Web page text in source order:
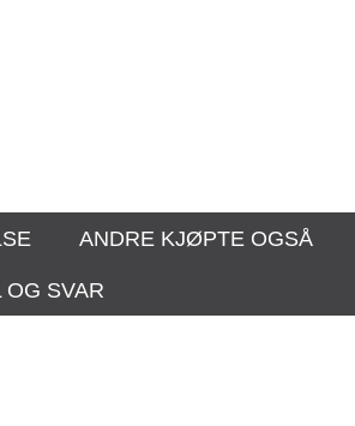
ANDRE KJØPTE OGSÅ
SVAR